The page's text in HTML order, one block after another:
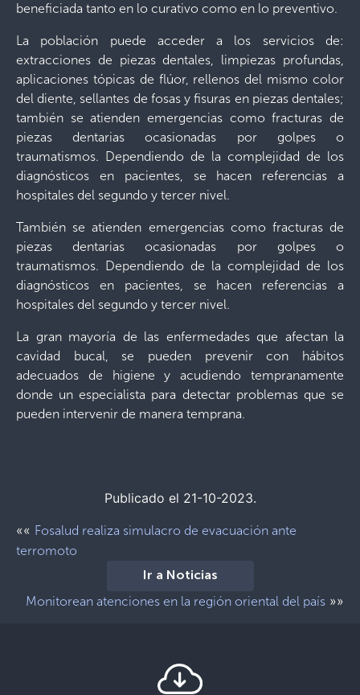
beneficiada tanto en lo curativo como en lo preventivo.
La población puede acceder a los servicios de:
extracciones de piezas dentales, limpiezas profundas,
aplicaciones tópicas de flúor, rellenos del mismo color
del diente, sellantes de fosas y fisuras en piezas dentales;
también se atienden emergencias como fracturas de
piezas dentarias ocasionadas por golpes o
traumatismos. Dependiendo de la complejidad de los
diagnósticos en pacientes, se hacen referencias a
hospitales del segundo y tercer nivel.
También se atienden emergencias como fracturas de
piezas dentarias ocasionadas por golpes o
traumatismos. Dependiendo de la complejidad de los
diagnósticos en pacientes, se hacen referencias a
hospitales del segundo y tercer nivel.
La gran mayoría de las enfermedades que afectan la
cavidad bucal, se pueden prevenir con hábitos
adecuados de higiene y acudiendo tempranamente
donde un especialista para detectar problemas que se
pueden intervenir de manera temprana.
Publicado el 21-10-2023.
«« Fosalud realiza simulacro de evacuación ante
terromoto
Ir a Noticias
Monitorean atenciones en la región oriental del país »»